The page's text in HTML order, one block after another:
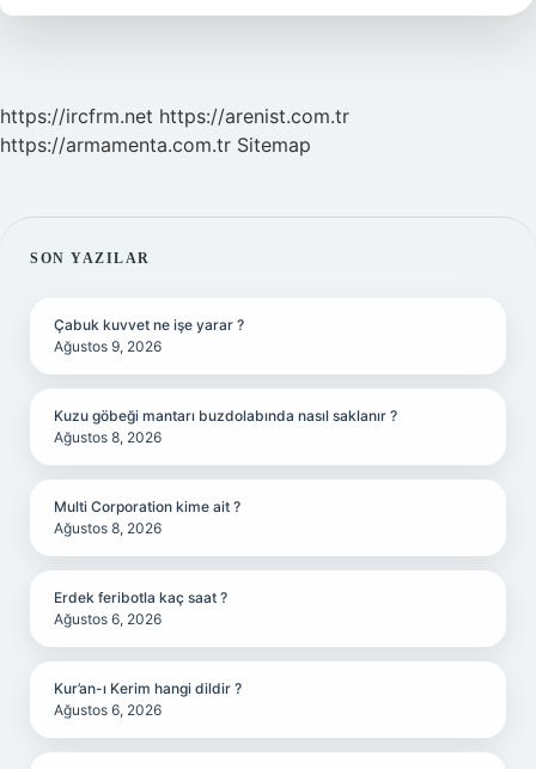
Nasıl
https://ircfrm.net https://arenist.com.tr
https://armamenta.com.tr Sitemap
SIDEBAR
SON YAZILAR
Çabuk kuvvet ne işe yarar ?
Ağustos 9, 2026
Kuzu göbeği mantarı buzdolabında nasıl saklanır ?
Ağustos 8, 2026
Multi Corporation kime ait ?
Ağustos 8, 2026
Erdek feribotla kaç saat ?
Ağustos 6, 2026
Kur’an-ı Kerim hangi dildir ?
Ağustos 6, 2026